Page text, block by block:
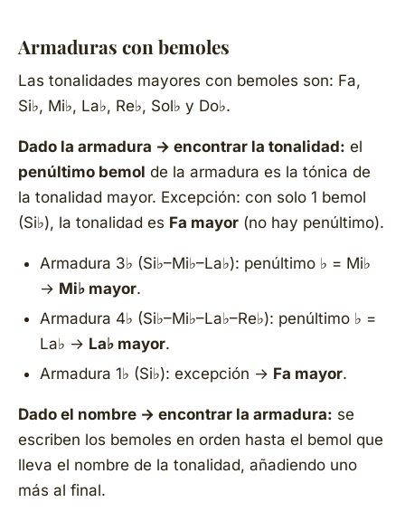
Armaduras con bemoles
Las tonalidades mayores con bemoles son: Fa,
Si♭, Mi♭, La♭, Re♭, Sol♭ y Do♭.
Dado la armadura → encontrar la tonalidad: el
penúltimo bemol de la armadura es la tónica de
la tonalidad mayor. Excepción: con solo 1 bemol
(Si♭), la tonalidad es Fa mayor (no hay penúltimo).
Armadura 3♭ (Si♭–Mi♭–La♭): penúltimo ♭ = Mi♭
→ Mi♭ mayor.
Armadura 4♭ (Si♭–Mi♭–La♭–Re♭): penúltimo ♭ =
La♭ → La♭ mayor.
Armadura 1♭ (Si♭): excepción → Fa mayor.
Dado el nombre → encontrar la armadura: se
escriben los bemoles en orden hasta el bemol que
lleva el nombre de la tonalidad, añadiendo uno
más al final.